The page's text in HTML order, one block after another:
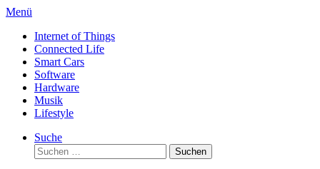
Direkt
Inhalt
Menü
Internet of Things
Connected Life
Smart Cars
Software
Hardware
Musik
Lifestyle
Suche
Suchen
nach: